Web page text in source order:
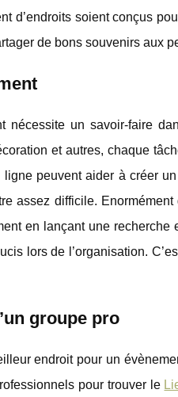
d’endroits soient conçus
de bons souvenirs aux
nécessite un savoir-faire
et autres, chaque
peuvent aider à créer
assez difficile.
en lançant une
lors de l’organisation.
groupe pro
endroit pour un
pour trouver le